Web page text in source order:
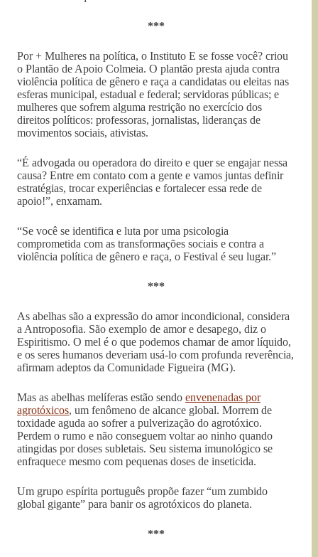
***
Por + Mulheres na política, o Instituto E se fosse você? criou
o Plantão de Apoio Colmeia. O plantão presta ajuda contra
violência política de gênero e raça a candidatas ou eleitas nas
esferas municipal, estadual e federal; servidoras públicas; e
mulheres que sofrem alguma restrição no exercício dos
direitos políticos: professoras, jornalistas, lideranças de
movimentos sociais, ativistas.
“É advogada ou operadora do direito e quer se engajar nessa
causa? Entre em contato com a gente e vamos juntas definir
estratégias, trocar experiências e fortalecer essa rede de
apoio!”, enxamam.
“Se você se identifica e luta por uma psicologia
comprometida com as transformações sociais e contra a
violência política de gênero e raça, o Festival é seu lugar.”
***
As abelhas são a expressão do amor incondicional, considera
a Antroposofia. São exemplo de amor e desapego, diz o
Espiritismo. O mel é o que podemos chamar de amor líquido,
e os seres humanos deveriam usá-lo com profunda reverência,
afirmam adeptos da Comunidade Figueira (MG).
Mas as abelhas melíferas estão sendo envenenadas por
agrotóxicos, um fenômeno de alcance global. Morrem de
toxidade aguda ao sofrer a pulverização do agrotóxico.
Perdem o rumo e não conseguem voltar ao ninho quando
atingidas por doses subletais. Seu sistema imunológico se
enfraquece mesmo com pequenas doses de inseticida.
Um grupo espírita português propõe fazer “um zumbido
global gigante” para banir os agrotóxicos do planeta.
***